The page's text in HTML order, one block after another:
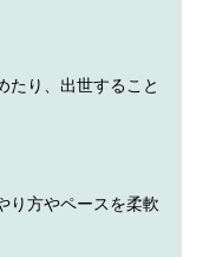
たり、出世すること
り方やペースを柔軟